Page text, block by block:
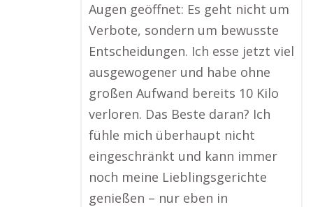
Augen geöffnet: Es geht nicht um
Verbote, sondern um bewusste
Entscheidungen. Ich esse jetzt viel
ausgewogener und habe ohne
großen Aufwand bereits 10 Kilo
verloren. Das Beste daran? Ich
fühle mich überhaupt nicht
eingeschränkt und kann immer
noch meine Lieblingsgerichte
genießen – nur eben in